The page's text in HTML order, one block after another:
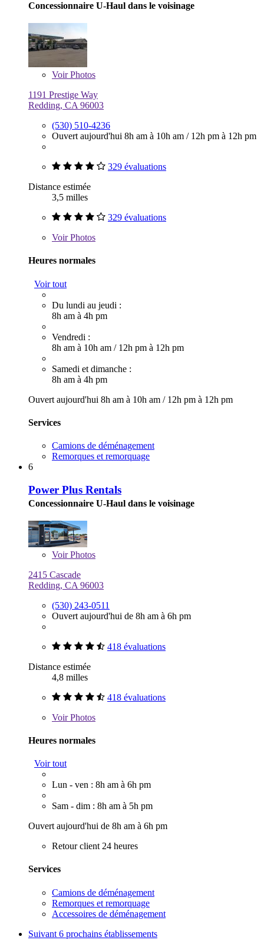
Concessionnaire U-Haul dans le voisinage
VoirPhotos
1191 Prestige Way
Redding, CA 96003
(530) 510-4236
Ouvert aujourd'hui 8h am à 10h am / 12h pm à 12h pm
329 évaluations
Distance estimée
3,5 milles
329 évaluations
VoirPhotos
Heures normales
Voir tout
Du lundi au jeudi :
8h am à 4h pm
Vendredi :
8h am à 10h am / 12h pm à 12h pm
Samedi et dimanche :
8h am à 4h pm
Ouvert aujourd'hui 8h am à 10h am / 12h pm à 12h pm
Services
Camions de déménagement
Remorques et remorquage
6
Power Plus Rentals
Concessionnaire U-Haul dans le voisinage
VoirPhotos
2415 Cascade
Redding, CA 96003
(530) 243-0511
Ouvert aujourd'hui de 8h am à 6h pm
418 évaluations
Distance estimée
4,8 milles
418 évaluations
VoirPhotos
Heures normales
Voir tout
Lun - ven : 8h am à 6h pm
Sam - dim : 8h am à 5h pm
Ouvert aujourd'hui de 8h am à 6h pm
Retour client 24 heures
Services
Camions de déménagement
Remorques et remorquage
Accessoires de déménagement
Suivant 6 prochains établissements